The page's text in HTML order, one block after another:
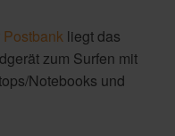
liegt das
zum Surfen mit
Notebooks und